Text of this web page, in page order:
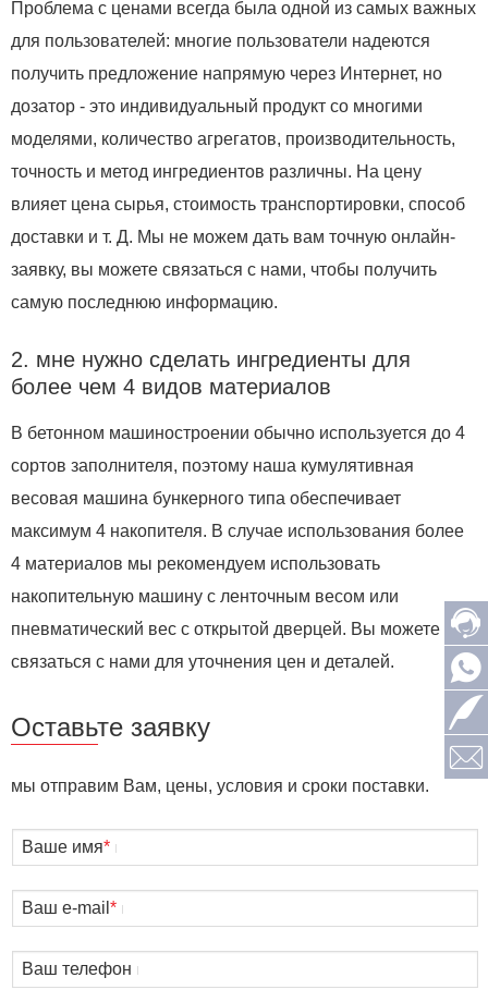
Проблема с ценами всегда была одной из самых важных
для пользователей: многие пользователи надеются
получить предложение напрямую через Интернет, но
дозатор - это индивидуальный продукт со многими
моделями, количество агрегатов, производительность,
точность и метод ингредиентов различны. На цену
влияет цена сырья, стоимость транспортировки, способ
доставки и т. Д. Мы не можем дать вам точную онлайн-
заявку, вы можете связаться с нами, чтобы получить
самую последнюю информацию.
2. мне нужно сделать ингредиенты для
более чем 4 видов материалов
В бетонном машиностроении обычно используется до 4
сортов заполнителя, поэтому наша кумулятивная
весовая машина бункерного типа обеспечивает
максимум 4 накопителя. В случае использования более
4 материалов мы рекомендуем использовать
накопительную машину с ленточным весом или
пневматический вес с открытой дверцей. Вы можете
связаться с нами для уточнения цен и деталей.
Оставьте заявку
мы отправим Вам, цены, условия и сроки поставки.
Ваше имя*
Ваш e-mail *
Ваш телефон